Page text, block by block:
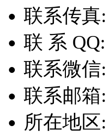
联系传真:
联 系 QQ:
联系微信:
联系邮箱:
所在地区: